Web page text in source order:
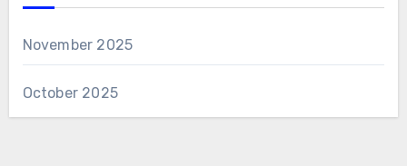
November 2025
October 2025